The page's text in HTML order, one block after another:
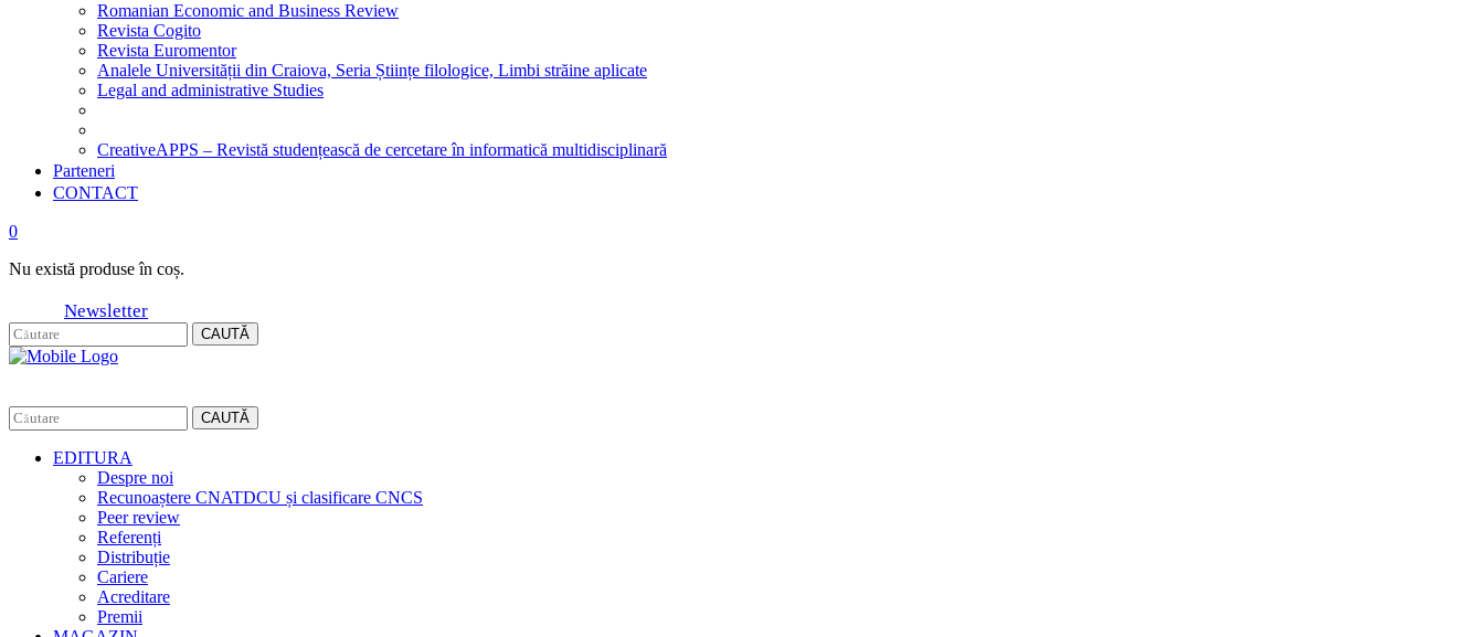
Romanian Economic and Business Review
Revista Cogito
Revista Euromentor
Analele Universității din Craiova, Seria Științe filologice, Limbi străine aplicate
Legal and administrative Studies
CreativeAPPS – Revistă studențească de cercetare în informatică multidisciplinară
Parteneri
CONTACT
0
Nu există produse în coș.
Newsletter
CAUTĂ
CAUTĂ
EDITURA
Despre noi
Recunoaștere CNATDCU și clasificare CNCS
Peer review
Referenți
Distribuție
Cariere
Acreditare
Premii